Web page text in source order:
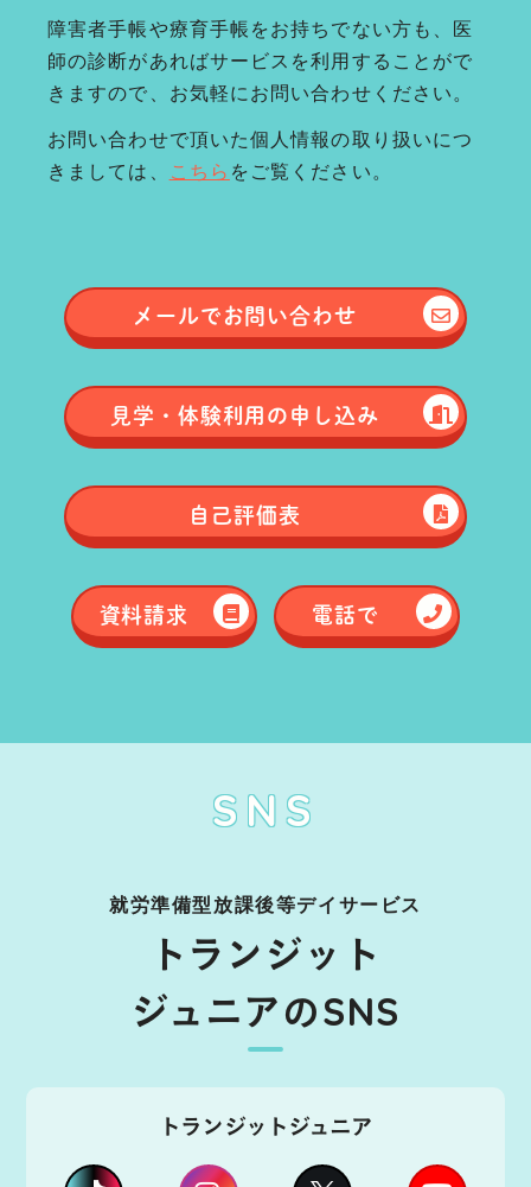
障害者手帳や療育手帳をお持ちでない方も、医
師の診断があればサービスを利用することがで
きますので、お気軽にお問い合わせください。
お問い合わせで頂いた個人情報の取り扱いにつ
きましては、
こちら をご覧ください。
メールでお問い合わせ
見学・体験利用の申し込み
自己評価表
資料請求 電話で
SNS
就労準備型放課後等デイサービス
トランジット
ジュニアのSNS
トランジットジュニア